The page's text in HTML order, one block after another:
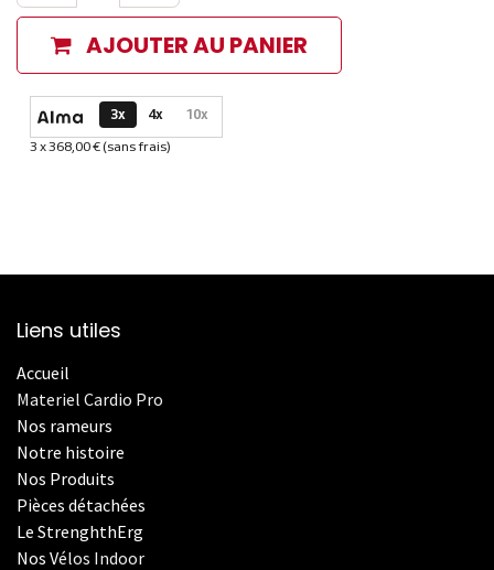
AJOUTER AU PANIER
Options de paiement disponibles
3x 4x 10x
Informations sur le plan de paiement sélectionné
3 x 368,00 € (sans frais)
Liens utiles
Accueil
Materiel Cardio Pro
Nos rameurs
Notre histoire
Nos Produits
Pièces détachées
Le StrenghthErg
Nos Vélos Indoor